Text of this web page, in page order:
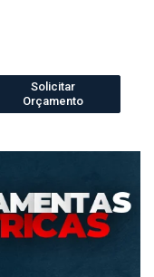
Solicitar
Orçamento